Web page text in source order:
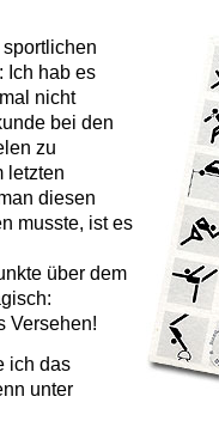
Ich hab es
nicht
bei den
zu
letzten
diesen
musste, ist es
über dem
Versehen!
ich das
unter